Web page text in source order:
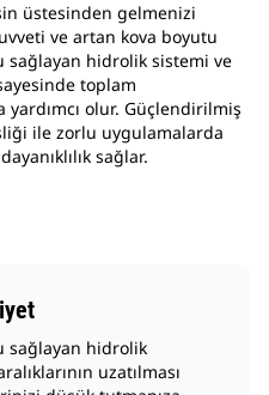
üstesinden gelmenizi
ve artan kova boyutu
sağlayan hidrolik sistemi ve
toplam
olur. Güçlendirilmiş
ile zorlu uygulamalarda
sağlar.
sağlayan hidrolik
uzatılması